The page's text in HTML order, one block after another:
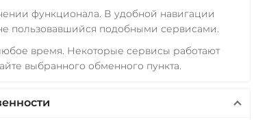
функционала. В удобной навигации
пользовавшийся подобными сервисами.
время. Некоторые сервисы работают
выбранного обменного пункта.